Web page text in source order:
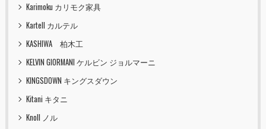
Karimoku カリモク家具
Kartell カルテル
KASHIWA 柏木工
KELVIN GIORMANI ケルビン ジョルマーニ
KINGSDOWN キングスダウン
Kitani キタニ
Knoll ノル